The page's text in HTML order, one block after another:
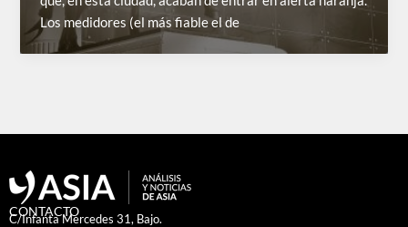
Los medidores (el más fiable el de
CONTACTO
C/Infanta Mercedes 31, Bajo.